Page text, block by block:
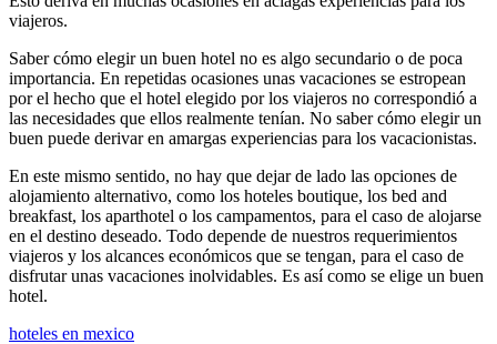
viajeros.
Saber cómo elegir un buen hotel no es algo secundario o de poca
importancia. En repetidas ocasiones unas vacaciones se estropean
por el hecho que el hotel elegido por los viajeros no correspondió a
las necesidades que ellos realmente tenían. No saber cómo elegir un
buen puede derivar en amargas experiencias para los vacacionistas.
En este mismo sentido, no hay que dejar de lado las opciones de
alojamiento alternativo, como los hoteles boutique, los bed and
breakfast, los aparthotel o los campamentos, para el caso de alojarse
en el destino deseado. Todo depende de nuestros requerimientos
viajeros y los alcances económicos que se tengan, para el caso de
disfrutar unas vacaciones inolvidables. Es así como se elige un buen
hotel.
hoteles en mexico